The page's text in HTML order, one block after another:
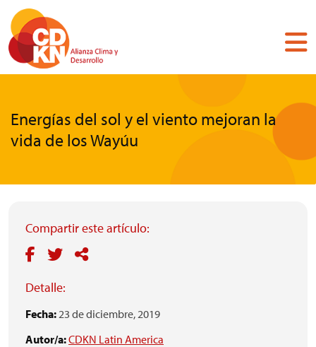
Pasar
contenido
principal
Energías del sol y el viento mejoran la
vida de los Wayúu
Compartir este artículo:
Detalle:
Fecha:23 de diciembre, 2019
Autor/a:CDKN Latin America